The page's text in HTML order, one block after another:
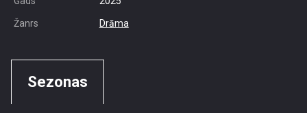
Žanrs Drāma
Sezonas